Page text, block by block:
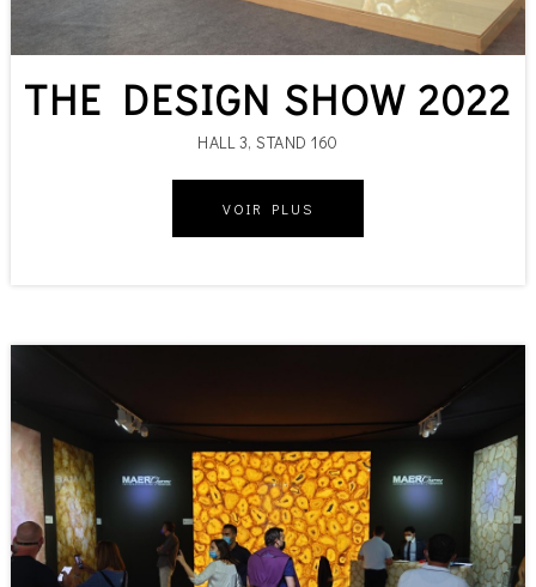
THE DESIGN SHOW 2022
HALL 3, STAND 160
VOIR PLUS